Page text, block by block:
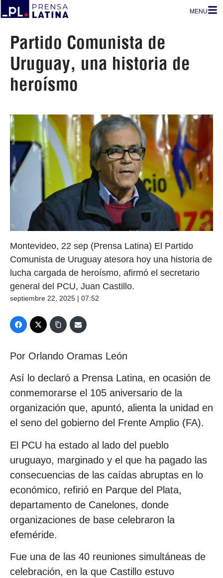
MENU
Partido Comunista de
Uruguay, una historia de
heroísmo
Montevideo, 22 sep (Prensa Latina) El Partido
Comunista de Uruguay atesora hoy una historia de
lucha cargada de heroísmo, afirmó el secretario
general del PCU, Juan Castillo.
septiembre 22, 2025 | 07:52
Por Orlando Oramas León
Así lo declaró a Prensa Latina, en ocasión de
conmemorarse el 105 aniversario de la
organización que, apuntó, alienta la unidad en
el seno del gobierno del Frente Amplio (FA).
El PCU ha estado al lado del pueblo
uruguayo, marginado y el que ha pagado las
consecuencias de las caídas abruptas en lo
económico, refirió en Parque del Plata,
departamento de Canelones, donde
organizaciones de base celebraron la
efeméride.
Fue una de las 40 reuniones simultáneas de
celebración, en la que Castillo estuvo